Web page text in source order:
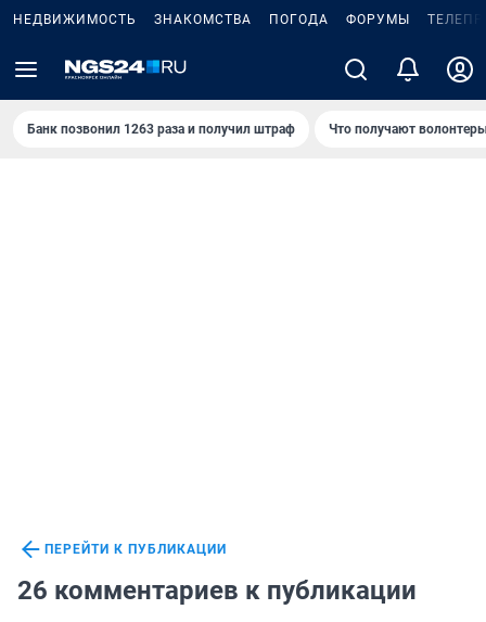
НЕДВИЖИМОСТЬ ЗНАКОМСТВА ПОГОДА ФОРУМЫ
Банк позвонил 1263 раза и получил штраф Что получают
ПЕРЕЙТИ К ПУБЛИКАЦИИ
26 комментариев к публикации